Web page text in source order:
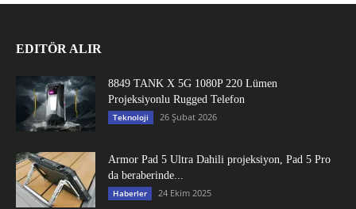
EDITÖR ALIR
8849 TANK X 5G 1080P 220 Lümen
Projeksiyonlu Rugged Telefon
Teknoloji 26 Şubat 2026
Armor Pad 5 Ultra Dahili projeksiyon, Pad 5 Pro
da beraberinde...
Haberler 24 Ekim 2025